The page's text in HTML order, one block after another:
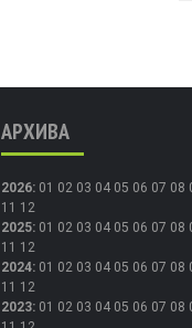
АРХИВА
2026: 01 02 03 04 05 06 07 08
11 12
2025: 01 02 03 04 05 06 07 08
11 12
2024: 01 02 03 04 05 06 07 08
11 12
2023: 01 02 03 04 05 06 07 08